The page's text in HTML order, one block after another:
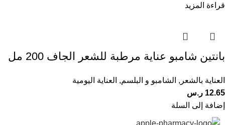
قراءة المزيد
بانتين شامبو عناية مرطبة للشعر الجاف 200 مل
العناية بالشعر , الشامبو و البلسم, العناية اليومية
12.65 ر.س
إضافة إلى السلة